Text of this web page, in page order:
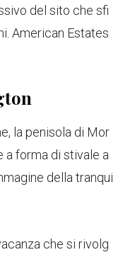
del sito che sfi
American Estates
la penisola di Mor
a forma di stivale a
della tranqui
che si rivolg